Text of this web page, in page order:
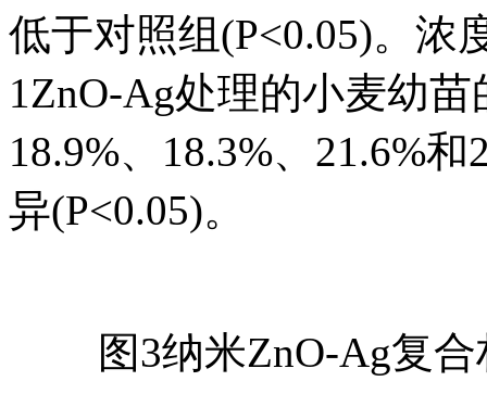
低于对照组(P<0.05)。浓
1ZnO-Ag处理的小麦幼
18.9%、18.3%、21.6%
异(P<0.05)。
图3纳米ZnO-Ag复